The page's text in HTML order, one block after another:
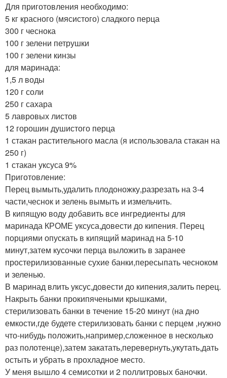
Для приготовления необходимо:
5 кг красного (мясистого) сладкого перца
300 г чеснока
100 г зелени петрушки
100 г зелени кинзы
для маринада:
1,5 л воды
120 г соли
250 г сахара
5 лавровых листов
12 горошин душистого перца
1 стакан растительного масла (я использовала стакан на
250 г)
1 стакан уксуса 9%
Приготовление:
Перец вымыть,удалить плодоножку,разрезать на 3-4
части,чеснок и зелень вымыть и измельчить.
В кипящую воду добавить все ингредиенты для
маринада КРОМЕ уксуса,довести до кипения. Перец
порциями опускать в кипящий маринад на 5-10
минут,затем кусочки перца выложить в заранее
простерилизованные сухие банки,пересыпать чесноком
и зеленью.
В маринад влить уксус,довести до кипения,залить перец.
Накрыть банки прокипячеными крышками,
стерилизовать банки в течение 15-20 минут (на дно
емкости,где будете стерилизовать банки с перцем ,нужно
что-нибудь положить,например,сложенное в несколько
раз полотенце),затем закатать,перевернуть,укутать,дать
остыть и убрать в прохладное место.
У меня вышло 4 семисотки и 2 поллитровых баночки.